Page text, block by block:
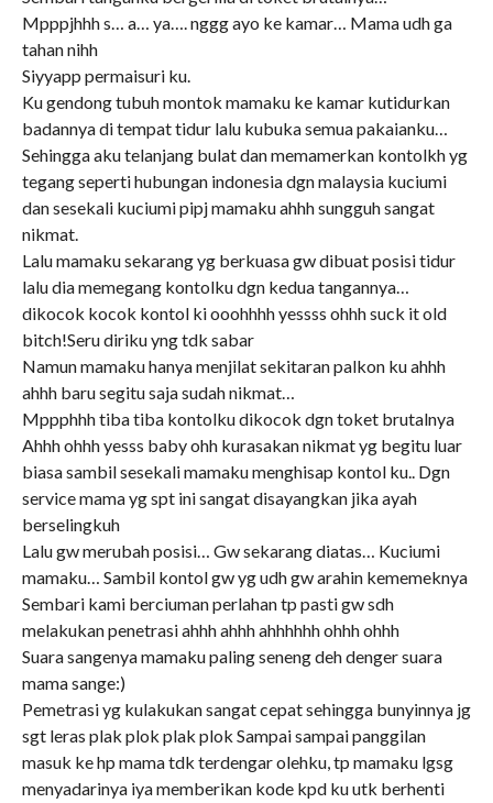
Mpppjhhh s… a… ya…. nggg ayo ke kamar… Mama udh ga
tahan nihh
Siyyapp permaisuri ku.
Ku gendong tubuh montok mamaku ke kamar kutidurkan
badannya di tempat tidur lalu kubuka semua pakaianku…
Sehingga aku telanjang bulat dan memamerkan kontolkh yg
tegang seperti hubungan indonesia dgn malaysia kuciumi
dan sesekali kuciumi pipj mamaku ahhh sungguh sangat
nikmat.
Lalu mamaku sekarang yg berkuasa gw dibuat posisi tidur
lalu dia memegang kontolku dgn kedua tangannya…
dikocok kocok kontol ki ooohhhh yessss ohhh suck it old
bitch!Seru diriku yng tdk sabar
Namun mamaku hanya menjilat sekitaran palkon ku ahhh
ahhh baru segitu saja sudah nikmat…
Mppphhh tiba tiba kontolku dikocok dgn toket brutalnya
Ahhh ohhh yesss baby ohh kurasakan nikmat yg begitu luar
biasa sambil sesekali mamaku menghisap kontol ku.. Dgn
service mama yg spt ini sangat disayangkan jika ayah
berselingkuh
Lalu gw merubah posisi… Gw sekarang diatas… Kuciumi
mamaku… Sambil kontol gw yg udh gw arahin kememeknya
Sembari kami berciuman perlahan tp pasti gw sdh
melakukan penetrasi ahhh ahhh ahhhhhh ohhh ohhh
Suara sangenya mamaku paling seneng deh denger suara
mama sange:)
Pemetrasi yg kulakukan sangat cepat sehingga bunyinnya jg
sgt leras plak plok plak plok Sampai sampai panggilan
masuk ke hp mama tdk terdengar olehku, tp mamaku lgsg
menyadarinya iya memberikan kode kpd ku utk berhenti